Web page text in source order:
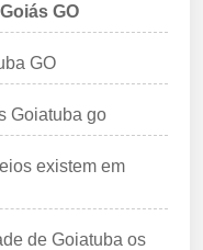
GO
GO
Goiatuba go
existem em
de Goiatuba os